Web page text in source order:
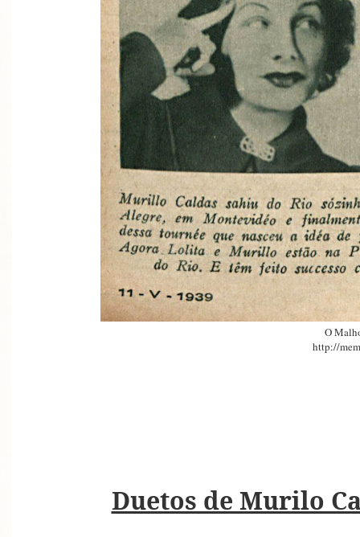
O
http://
Duetos de Murilo